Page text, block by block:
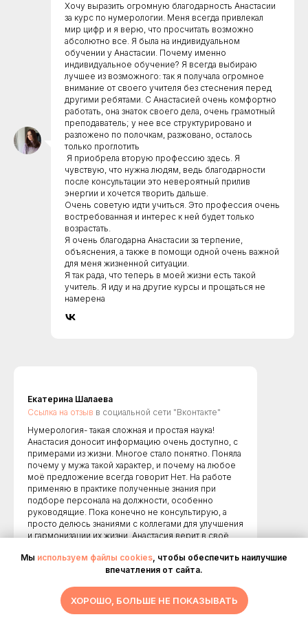
Хочу выразить огромную благодарность Анастасии
за курс по нумерологии. Меня всегда привлекал
мир цифр и я верю, что просчитать возможно
абсолютно все. Я была на индивидуальном
обучении у Анастасии. Почему именно
индивидуальное обучение? Я всегда выбираю
лучшее из возможного: так я получала огромное
внимание от своего учителя без стеснения перед
другими ребятами. С Анастасией очень комфортно
работать, она знаток своего дела, очень грамотный
преподаватель; у нее все структурировано и
разложено по полочкам, разжовано, осталось
только проглотить
Я приобрела вторую профессию здесь. Я
чувствую, что нужна людям, ведь благодарности
после консультации это невероятный прилив
энергии и хочется творить дальше.
Очень советую идти учиться. Это профессия очень
востребованная и интерес к ней будет только
возрастать.
Я очень благодарна Анастасии за терпение,
объяснения, а также в помощи одной очень важной
для меня жизненной ситуации.
Я так рада, что теперь в моей жизни есть такой
учитель. Я иду и на другие курсы и прощаться не
намерена
Екатерина Шалаева
Ссылка на отзыв в социальной сети "Вконтакте"
Нумерология- такая сложная и простая наука!
Анастасия доносит информацию очень доступно, с
примерами из жизни. Многое стало понятно. Поняла
почему у мужа такой характер, и почему на любое
моё предложение всегда говорит Нет. На работе
применяю в практике полученные знания при
подборе персонала на должности, особенно
руководящие. Пока конечно не консультирую, а
просто делюсь знаниями с коллегами для улучшения
и гармонизации их жизни. Анастасия верит в своё
Хорошо поставлен голос и дикция. Слушать одно
удовольствие. Чувствуется её позитивное
получить знания. Я по разным причинам не успевала
проходить обучение в общем потоке, была на
индивидуальном обучении, о чём не пожалела не на
Мы используем файлы cookies, чтобы обеспечить наилучшие
впечатления от сайта.
ХОРОШО, БОЛЬШЕ НЕ ПОКАЗЫВАТЬ